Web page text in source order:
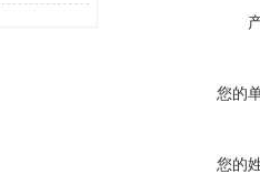
您的
您的